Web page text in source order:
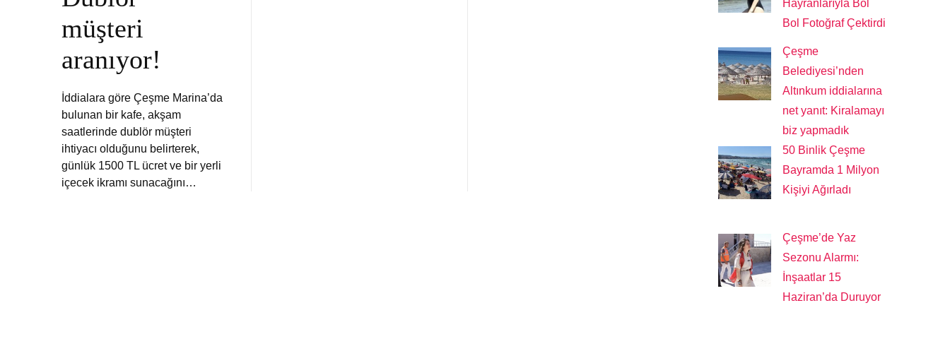
müşteri
aranıyor!
İddialara göre Çeşme Marina’da
bulunan bir kafe, akşam
saatlerinde dublör müşteri
ihtiyacı olduğunu belirterek,
günlük 1500 TL ücret ve bir yerli
içecek ikramı sunacağını…
Hayranlarıyla Bol
Bol Fotoğraf Çektirdi
Çeşme
Belediyesi’nden
Altınkum iddialarına
net yanıt: Kiralamayı
biz yapmadık
50 Binlik Çeşme
Bayramda 1 Milyon
Kişiyi Ağırladı
Çeşme’de Yaz
Sezonu Alarmı:
İnşaatlar 15
Haziran’da Duruyor